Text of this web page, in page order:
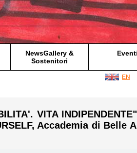
NewsGallery &
Sostenitori
Eventi
EN
VITA
Accademia di Belle